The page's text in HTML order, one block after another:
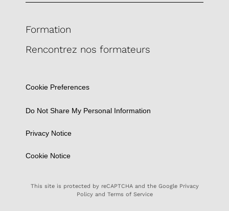
Formation
Rencontrez nos formateurs
Cookie Preferences
Do Not Share My Personal Information
Privacy Notice
Cookie Notice
This site is protected by reCAPTCHA and the Google Privacy
Policyand Terms of Service